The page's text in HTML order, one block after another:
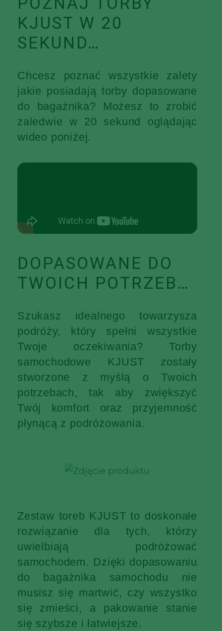
KJUST W 20
SEKUND…
Chcesz poznać wszystkie zalety
jakie posiadają torby dopasowane
do bagażnika? Możesz to zrobić
zaledwie w 20 sekund oglądając
wideo poniżej.
DOPASOWANE DO
TWOICH POTRZEB…
Szukasz idealnego towarzysza
podróży, który spełni wszystkie
Twoje oczekiwania? Torby
samochodowe KJUST zostały
stworzone z myślą o Twoich
potrzebach, tak aby zwiększyć
Twój komfort oraz przyjemność
płynącą z podróżowania.
Zestaw toreb KJUST to doskonałe
rozwiązanie dla tych, którzy
uwielbiają podróżować
samochodem. Dzięki dopasowaniu
do bagażnika samochodu nie
musisz się martwić, czy wszystko
się zmieści, a pakowanie stanie
się szybsze i łatwiejsze.